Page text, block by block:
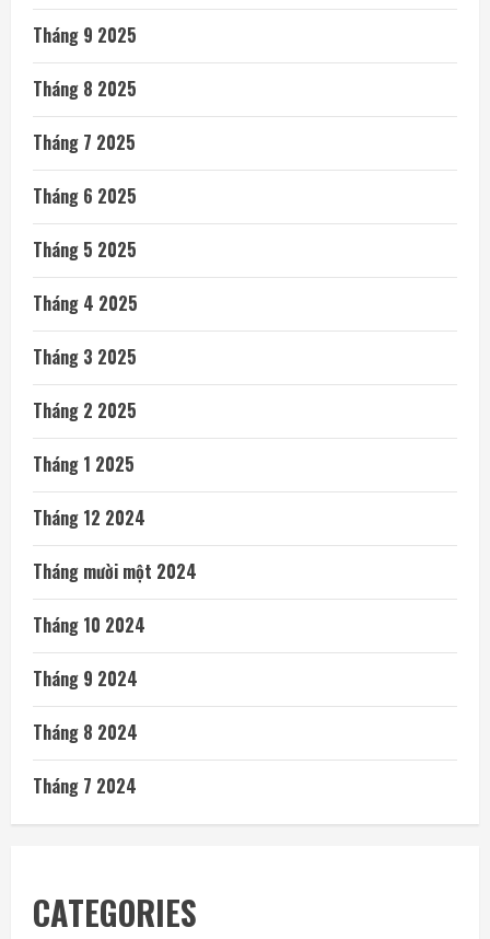
Tháng 9 2025
Tháng 8 2025
Tháng 7 2025
Tháng 6 2025
Tháng 5 2025
Tháng 4 2025
Tháng 3 2025
Tháng 2 2025
Tháng 1 2025
Tháng 12 2024
Tháng mười một 2024
Tháng 10 2024
Tháng 9 2024
Tháng 8 2024
Tháng 7 2024
CATEGORIES